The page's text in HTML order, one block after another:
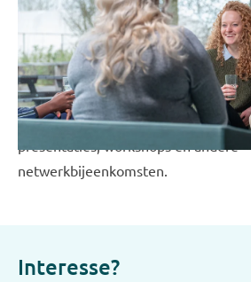
zich richt op het vergroten van de
bedrijf en de persoonlijke
medewerkers. Met regelmaat
activiteiten georganiseerd zoals
productielocaties,
presentaties, workshops en andere
netwerkbijeenkomsten.
Interesse?